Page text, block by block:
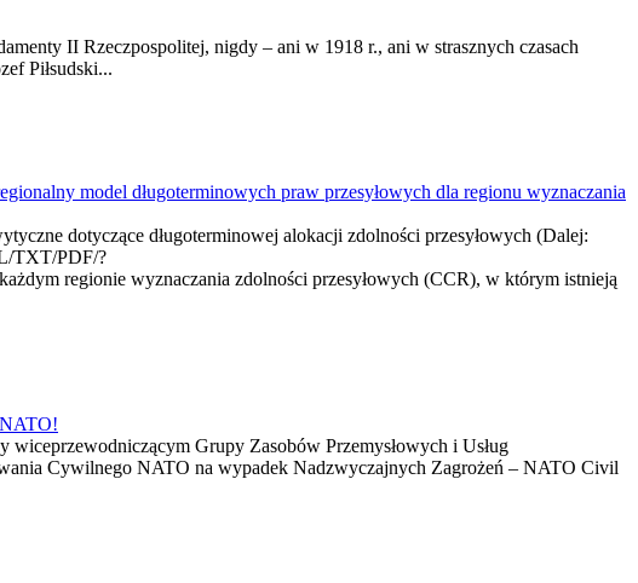
II Rzeczpospolitej, nigdy – ani w 1918 r., ani w strasznych czasach
Piłsudski...
model długoterminowych praw przesyłowych dla regionu wyznaczania
dotyczące długoterminowej alokacji zdolności przesyłowych (Dalej:
TXT/PDF/?
regionie wyznaczania zdolności przesyłowych (CCR), w którym istnieją
Grupy Zasobów Przemysłowych i Usług
Cywilnego NATO na wypadek Nadzwyczajnych Zagrożeń – NATO Civil